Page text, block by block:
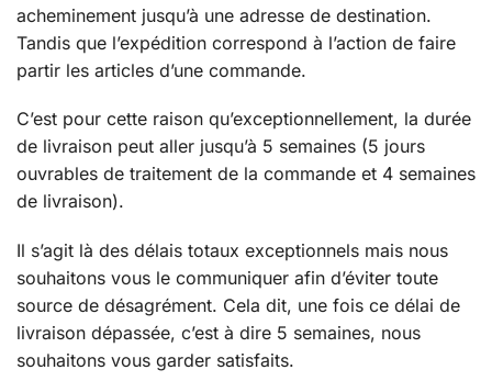
acheminement jusqu’à une adresse de destination.
Tandis que l’expédition correspond à l’action de faire
partir les articles d’une commande.
C’est pour cette raison qu’exceptionnellement, la durée
de livraison peut aller jusqu’à 5 semaines (5 jours
ouvrables de traitement de la commande et 4 semaines
de livraison).
Il s’agit là des délais totaux exceptionnels mais nous
souhaitons vous le communiquer afin d’éviter toute
source de désagrément. Cela dit, une fois ce délai de
livraison dépassée, c’est à dire 5 semaines, nous
souhaitons vous garder satisfaits.